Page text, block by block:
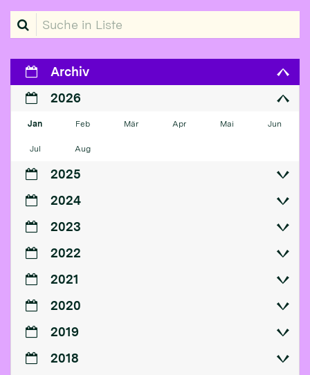
Suche in Liste
Archiv
2026
Jan Feb Mär Apr Mai Jun
Jul Aug
2025
2024
2023
2022
2021
2020
2019
2018